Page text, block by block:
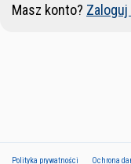
Masz konto?
Polityka prywatności Ochrona